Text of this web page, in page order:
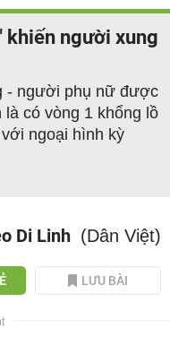
khiến người xung
- người phụ nữ được
là có vòng 1 khổng lồ
ngoại hình kỳ
Di Linh (Dân Việt)
LƯU BÀI